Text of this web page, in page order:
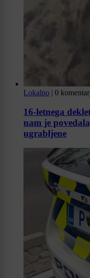
Lokalno | 0
16-letnega
nam je
ugrabljene